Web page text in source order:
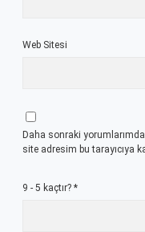
Web Sitesi
Daha sonraki
site adresim bu tarayıcıya
9 - 5 kaçtır? *